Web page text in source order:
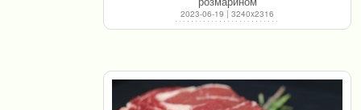
2023-06-19 | 3240x2316